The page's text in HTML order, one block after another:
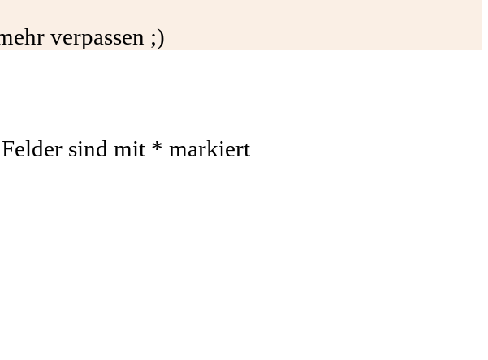
verpassen ;)
sind mit * markiert